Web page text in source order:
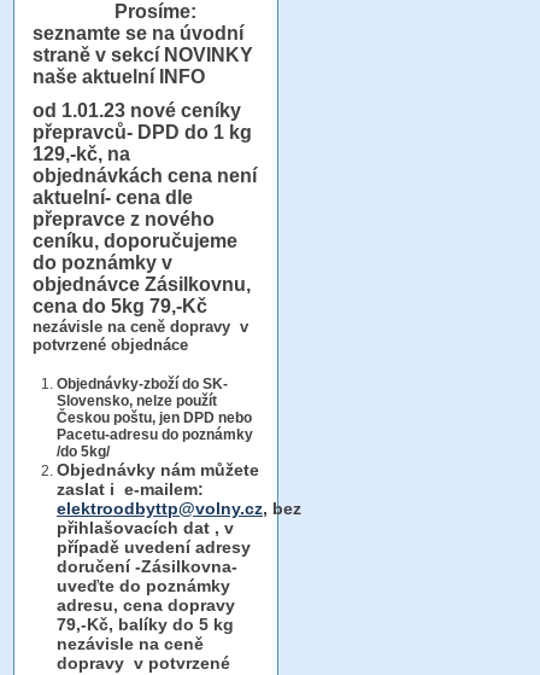
Prosíme:
seznamte se na úvodní
straně v sekcí NOVINKY
naše aktuelní INFO
od 1.01.23 nové ceníky
přepravců- DPD do 1 kg
129,-kč, na
objednávkách cena není
aktuelní- cena dle
přepravce z nového
ceníku, doporučujeme
do poznámky v
objednávce Zásilkovnu,
cena do 5kg 79,-Kč
nezávisle na ceně dopravy v
potvrzené objednáce
Objednávky-zboží do SK-
Slovensko, nelze použít
Českou poštu, jen DPD nebo
Pacetu-adresu do poznámky
/do 5kg/
Objednávky nám můžete
zaslat i e-mailem:
elektroodbyttp@volny.cz, bez
přihlašovacích dat , v
případě uvedení adresy
doručení -Zásilkovna-
uveďte do poznámky
adresu, cena dopravy
79,-Kč, balíky do 5 kg
nezávisle na ceně
dopravy v potvrzené